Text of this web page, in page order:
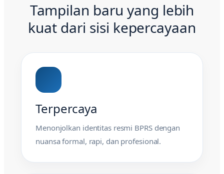
Tampilan baru yang lebih
kuat dari sisi kepercayaan
Terpercaya
Menonjolkan identitas resmi BPRS dengan
nuansa formal, rapi, dan profesional.